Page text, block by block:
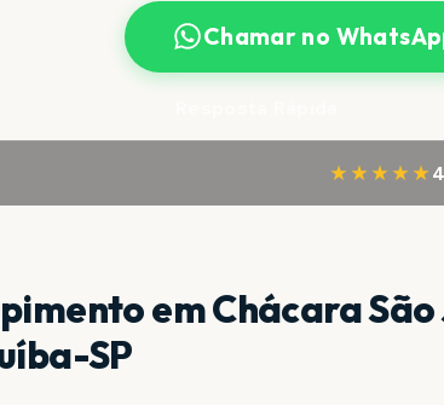
Chamar no
★★★★★
em Chácara
SP